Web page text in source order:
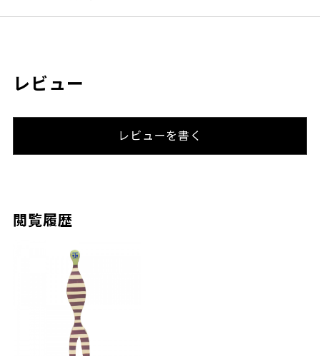
レビュー
レビューを書く
閲覧履歴